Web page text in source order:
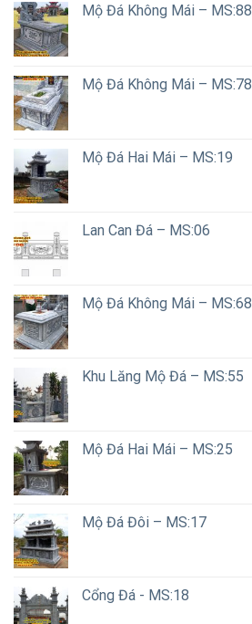
Mộ Đá Không Mái – MS:88
Mộ Đá Không Mái – MS:78
Mộ Đá Hai Mái – MS:19
Lan Can Đá – MS:06
Mộ Đá Không Mái – MS:68
Khu Lăng Mộ Đá – MS:55
Mộ Đá Hai Mái – MS:25
Mộ Đá Đôi – MS:17
Cổng Đá - MS:18